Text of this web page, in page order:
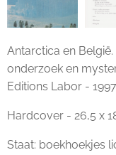
Antarctica en
onderzoek en
Editions Labor - 1997
Hardcover - 26,5 x
Staat: boekhoekjes